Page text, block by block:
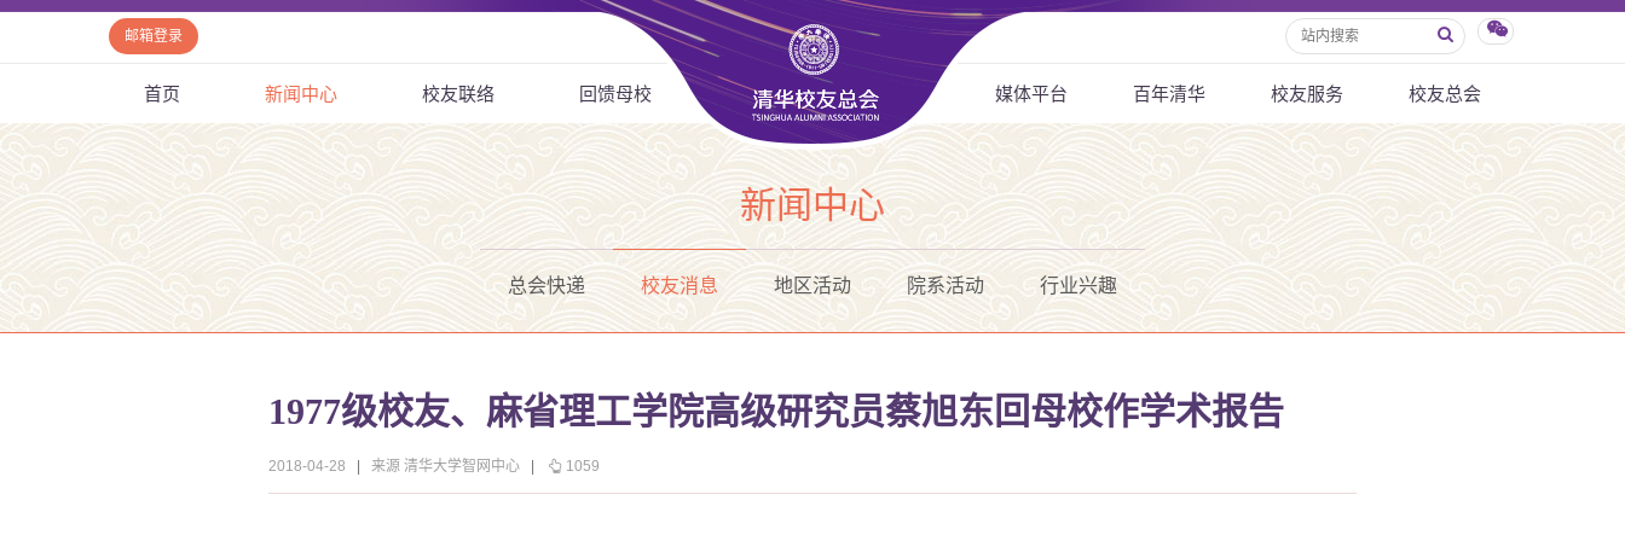
邮箱登录
首页 新闻中心 校友联络 回馈母校 媒体平台 百年清华 校友服务 校友总会
新闻中心
总会快递 校友消息 地区活动 院系活动 行业兴趣
1977级校友、麻省理工学院高级研究员蔡旭东回母校作学术报告
2018-04-28 来源 清华大学智网中心 1059